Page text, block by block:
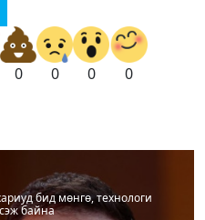
0 0 0 0
бид мөнгө, технологи
байна